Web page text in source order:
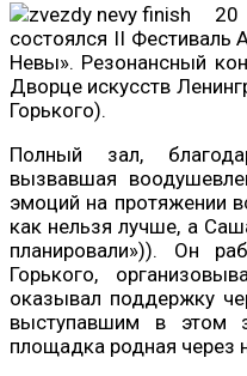
20
состоялся II Фестиваль
Невы». Резонансный
Дворце искусств
Горького).
Полный зал,
вызвавшая
эмоций на протяжении
как нельзя лучше, а
планировали»)). Он
Горького,
оказывал поддержку
выступавшим в этом
площадка родная через